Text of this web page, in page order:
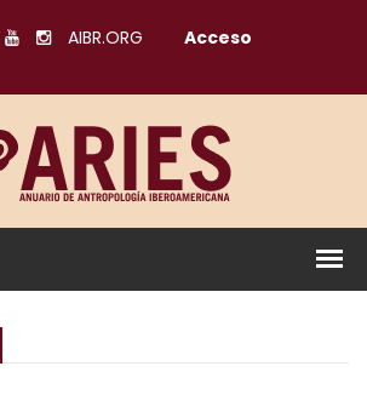
AIBR.ORG Acceso